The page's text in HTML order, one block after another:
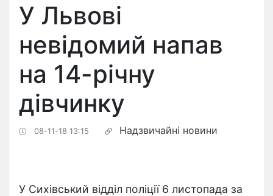
У Львові
невідомий напав
на 14-річну
дівчинку
08-11-18 13:15 Надзвичайні новини
У Сихівський відділ поліції 6 листопада за